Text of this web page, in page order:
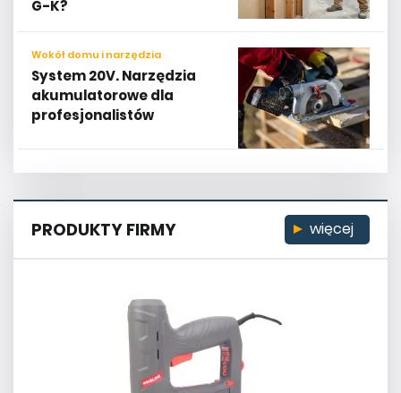
G-K?
Wokół domu i narzędzia
System 20V. Narzędzia
akumulatorowe dla
profesjonalistów
PRODUKTY FIRMY więcej